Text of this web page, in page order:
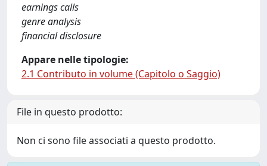
earnings calls
genre analysis
financial disclosure
Appare nelle tipologie:
2.1 Contributo in volume (Capitolo o Saggio)
File in questo prodotto:
Non ci sono file associati a questo prodotto.